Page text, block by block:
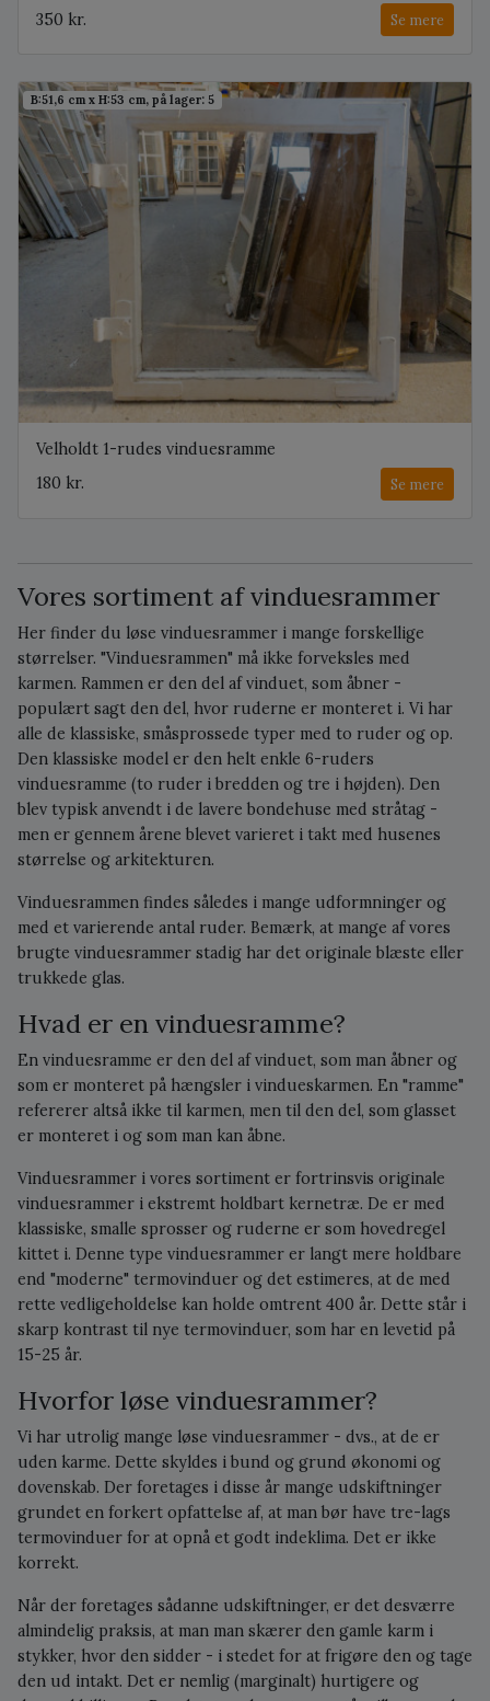
350 kr.
Se mere
B:51,6 cm x H:53 cm, på lager: 5
Velholdt 1-rudes vinduesramme
180 kr.
Se mere
Vores sortiment af vinduesrammer
Her finder du løse vinduesrammer i mange forskellige
størrelser. "Vinduesrammen" må ikke forveksles med
karmen. Rammen er den del af vinduet, som åbner -
populært sagt den del, hvor ruderne er monteret i. Vi har
alle de klassiske, småsprossede typer med to ruder og op.
Den klassiske model er den helt enkle 6-ruders
vinduesramme (to ruder i bredden og tre i højden). Den
blev typisk anvendt i de lavere bondehuse med stråtag -
men er gennem årene blevet varieret i takt med husenes
størrelse og arkitekturen.
Vinduesrammen findes således i mange udformninger og
med et varierende antal ruder. Bemærk, at mange af vores
brugte vinduesrammer stadig har det originale blæste eller
trukkede glas.
Hvad er en vinduesramme?
En vinduesramme er den del af vinduet, som man åbner og
som er monteret på hængsler i vindueskarmen. En "ramme"
refererer altså ikke til karmen, men til den del, som glasset
er monteret i og som man kan åbne.
Vinduesrammer i vores sortiment er fortrinsvis originale
vinduesrammer i ekstremt holdbart kernetræ. De er med
klassiske, smalle sprosser og ruderne er som hovedregel
kittet i. Denne type vinduesrammer er langt mere holdbare
end "moderne" termovinduer og det estimeres, at de med
rette vedligeholdelse kan holde omtrent 400 år. Dette står i
skarp kontrast til nye termovinduer, som har en levetid på
15-25 år.
Hvorfor løse vinduesrammer?
Vi har utrolig mange løse vinduesrammer - dvs., at de er
uden karme. Dette skyldes i bund og grund økonomi og
dovenskab. Der foretages i disse år mange udskiftninger
grundet en forkert opfattelse af, at man bør have tre-lags
termovinduer for at opnå et godt indeklima. Det er ikke
korrekt.
Når der foretages sådanne udskiftninger, er det desværre
almindelig praksis, at man man skærer den gamle karm i
stykker, hvor den sidder - i stedet for at frigøre den og tage
den ud intakt. Det er nemlig (marginalt) hurtigere og